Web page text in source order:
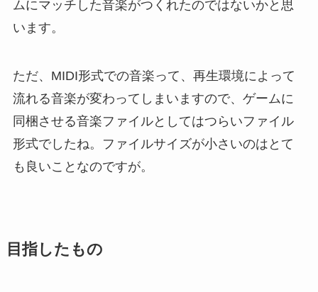
ムにマッチした音楽がつくれたのではないかと思
います。
ただ、MIDI形式での音楽って、再生環境によって
流れる音楽が変わってしまいますので、ゲームに
同梱させる音楽ファイルとしてはつらいファイル
形式でしたね。ファイルサイズが小さいのはとて
も良いことなのですが。
目指したもの